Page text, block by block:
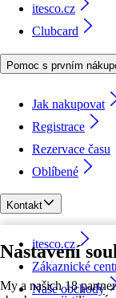
Nastavení
My a našich 18
itesco.cz
Clubcard
Pomoc s prvním
Jak nakupovat
Registrace
Rezervace času
Oblíbené
Kontakt
itesco.cz
Zákaznické
Naše obchody